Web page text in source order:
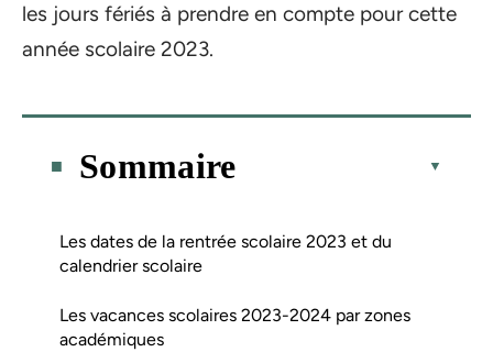
les jours fériés à prendre en compte pour cette
année scolaire 2023.
Sommaire
Les dates de la rentrée scolaire 2023 et du
calendrier scolaire
Les vacances scolaires 2023-2024 par zones
académiques